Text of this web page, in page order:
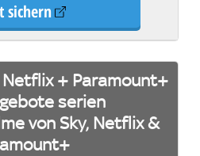
sichern
Netflix + Paramount+
von Sky, Netflix &